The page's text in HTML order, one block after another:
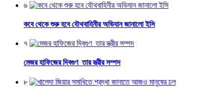
৬
কবে থেকে শুরু হবে যৌথবাহিনীর অভিযান জানালো ইসি
৭
মেজর হাফিজের দ্বিগুণ তার স্ত্রীর সম্পদ
৮